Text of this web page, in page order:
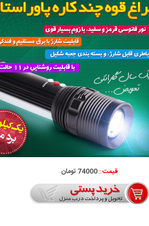
قیمت :74000 تومان